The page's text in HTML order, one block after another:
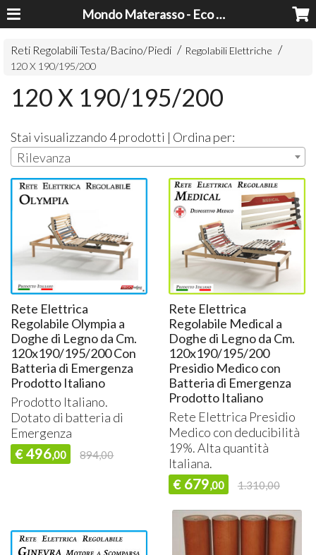
Mondo Materasso - Eco Dreams srl
Reti Regolabili Testa/Bacino/Piedi
Regolabili Elettriche
120 X 190/195/200
120 X 190/195/200
Stai visualizzando 4 prodotti | Ordina per:
Rilevanza
Rete Elettrica
Regolabile Olympia a
Doghe di Legno da Cm.
120x190/195/200 Con
Batteria di Emergenza
Prodotto Italiano
Prodotto Italiano.
Dotato di batteria di
Emergenza
€ 496,00 894,00
Rete Elettrica
Regolabile Medical a
Doghe di Legno da Cm.
120x190/195/200
Presidio Medico con
Batteria di Emergenza
Prodotto Italiano
Rete Elettrica Presidio
Medico con deducibilità
19%. Alta quantità
Italiana.
€ 679,00 1.310,00